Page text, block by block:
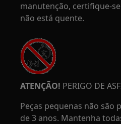
manutenção, certifique-
não está quente.
ATENÇÃO! PERIGO DE
Peças pequenas não são
de 3 anos. Mantenha